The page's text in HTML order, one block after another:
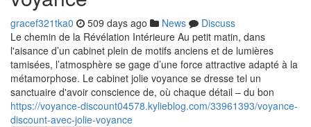
gracef321tka0 509 days ago News
Discuss
Le chemin de la Révélation Intérieure Au petit matin, dans
l'aisance d’un cabinet plein de motifs anciens et de lumières
tamisées, l’atmosphère se gage d’une force attractive adapté à la
métamorphose. Le cabinet jolie voyance se dresse tel un
sanctuaire d'avoir conscience de, où chaque détail – du bon
https://voyance-discount04578.kylieblog.com/33961393/voyance-
discount-avec-jolie-voyance